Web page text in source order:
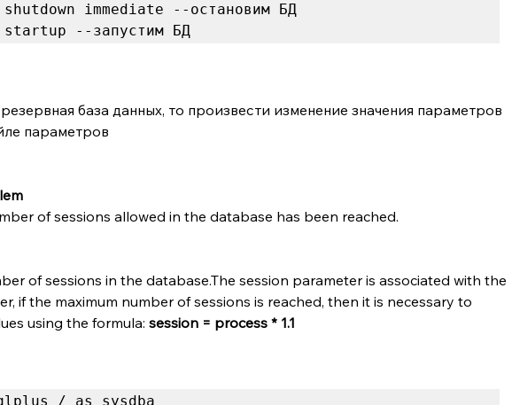
startup --запустим БД
база данных, то произвести изменение значения параметров
параметров
of sessions allowed in the database has been reached.
of sessions in the database.The session parameter is associated with the
if the maximum number of sessions is reached, then it is necessary to
using the formula: session = process * 1.1